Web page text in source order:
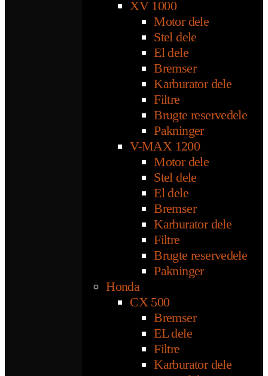
XV 1000
Motor dele
Stel dele
El dele
Bremser
Karburator dele
Filtre
Brugte reservedele
Pakninger
V-MAX 1200
Motor dele
Stel dele
El dele
Bremser
Karburator dele
Filtre
Brugte reservedele
Pakninger
Honda
CX 500
Bremser
EL dele
Filtre
Karburator dele